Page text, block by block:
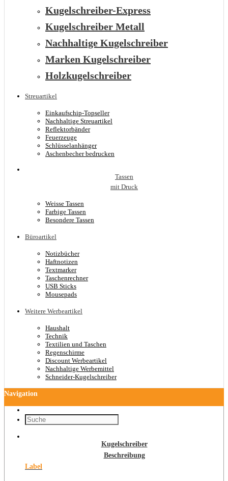
Kugelschreiber-Express
Kugelschreiber Metall
Nachhaltige Kugelschreiber
Marken Kugelschreiber
Holzkugelschreiber
Streuartikel
Einkaufschip-Topseller
Nachhaltige Streuartikel
Reflektorbänder
Feuerzeuge
Schlüsselanhänger
Aschenbecher bedrucken
Tassen
mit Druck
Weisse Tassen
Farbige Tassen
Besondere Tassen
Büroartikel
Notizbücher
Haftnotizen
Textmarker
Taschenrechner
USB Sticks
Mousepads
Weitere Werbeartikel
Haushalt
Technik
Textilien und Taschen
Regenschirme
Discount Werbeartikel
Nachhaltige Werbemittel
Schneider-Kugelschreiber
Navigation
Kugelschreiber
Beschreibung
Label